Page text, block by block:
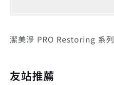
潔美淨 PRO Restoring 系列
友站推薦